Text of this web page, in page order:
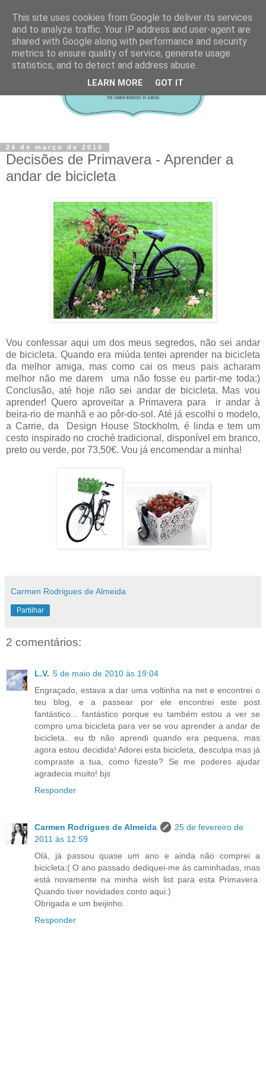
24 de março de 2010
Decisões de Primavera - Aprender a
andar de bicicleta
Vou confessar aqui um dos meus segredos, não sei andar
de bicicleta. Quando era miúda tentei aprender na bicicleta
da melhor amiga, mas como cai os meus pais acharam
melhor não me darem uma não fosse eu partir-me toda:)
Conclusão, até hoje não sei andar de bicicleta. Mas vou
aprender! Quero aproveitar a Primavera para ir andar à
beira-rio de manhã e ao pôr-do-sol. Até já escolhi o modelo,
a Carrie, da Design House Stockholm, é linda e tem um
cesto inspirado no croché tradicional, disponível em branco,
preto ou verde, por 73,50€. Vou já encomendar a minha!
Carmen Rodrigues de Almeida
Partilhar
2 comentários:
L.V. 5 de maio de 2010 às 19:04
Engraçado, estava a dar uma voltinha na net e encontrei o
teu blog, e a passear por ele encontrei este post
fantástico... fantástico porque eu também estou a ver se
compro uma bicicleta para ver se vou aprender a andar de
bicicleta.. eu tb não aprendi quando era pequena, mas
agora estou decidida! Adorei esta bicicleta, desculpa mas já
compraste a tua, como fizeste? Se me poderes ajudar
agradecia muito! bjs
Responder
Carmen Rodrigues de Almeida
25 de fevereiro de
2011 às 12:59
Olá, já passou quase um ano e ainda não comprei a
bicicleta:( O ano passado dediquei-me ás caminhadas, mas
está novamente na minha wish list para esta Primavera.
Quando tiver novidades conto aqui:)
Obrigada e um beijinho.
Responder
This site uses cookies from Google to deliver its services
and to analyze traffic. Your IP address and user-agent are
shared with Google along with performance and security
metrics to ensure quality of service, generate usage
statistics, and to detect and address abuse.
LEARN MORE GOT IT